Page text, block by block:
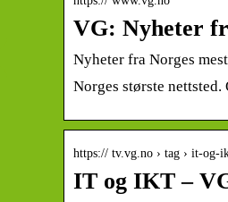
VG: Nyheter
Nyheter fra Norges
Norges største
https:// tv.vg.no › tag › it-og-
IT og IKT –